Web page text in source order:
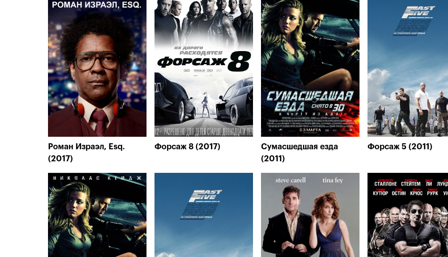
Роман Израэл, Esq.
(2017)
Форсаж 8 (2017)
Сумасшедшая езда
(2011)
Форсаж 5 (2011)